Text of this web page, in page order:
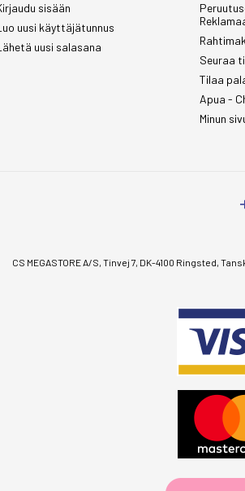
sisään
uusi käyttäjätunnus
uusi salasana
Seuraa
Tilaa
Apua -
Minun
CS MEGASTORE A/S, Tinvej 7, DK-4100 Ringsted,